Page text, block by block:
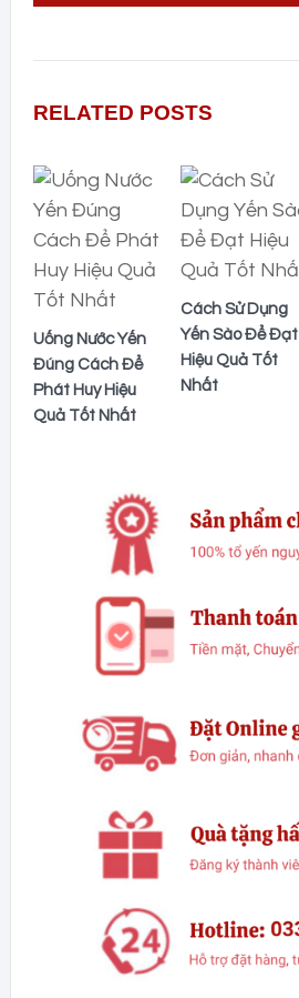
RELATED POSTS
Uống Nước Yến
Đúng Cách Để
Phát Huy Hiệu
Quả Tốt Nhất
Cách Sử Dụng
Yến Sào Để Đạt
Hiệu Quả Tốt
Nhất